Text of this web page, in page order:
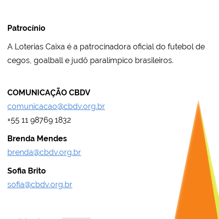
Patrocínio
A Loterias Caixa é a patrocinadora oficial do futebol de
cegos, goalball e judô paralímpico brasileiros.
COMUNICAÇÃO CBDV
comunicacao@cbdv.org.br
+55 11 98769 1832
Brenda Mendes
brenda@cbdv.org.br
Sofia Brito
sofia@cbdv.org.br